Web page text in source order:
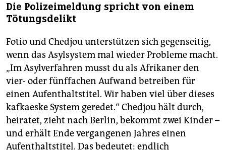
Die Polizeimeldung spricht von einem
Tötungsdelikt
Fotio und Chedjou unterstützen sich gegenseitig,
wenn das Asylsystem mal wieder Probleme macht.
„Im Asylverfahren musst du als Afrikaner den
vier- oder fünffachen Aufwand betreiben für
einen Aufenthaltstitel. Wir haben viel über dieses
kafkaeske System geredet.“ Chedjou hält durch,
heiratet, zieht nach Berlin, bekommt zwei Kinder –
und erhält Ende vergangenen Jahres einen
Aufenthaltstitel. Das bedeutet: endlich